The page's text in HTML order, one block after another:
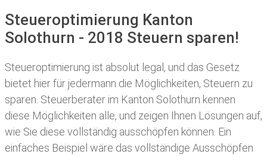
Steueroptimierung Kanton
Solothurn - 2018 Steuern sparen!
Steueroptimierung ist absolut legal, und das Gesetz
bietet hier für jedermann die Möglichkeiten, Steuern zu
sparen. Steuerberater im Kanton Solothurn kennen
diese Möglichkeiten alle, und zeigen Ihnen Lösungen auf,
wie Sie diese vollständig ausschöpfen können. Ein
einfaches Beispiel wäre das vollständige Ausschöpfen